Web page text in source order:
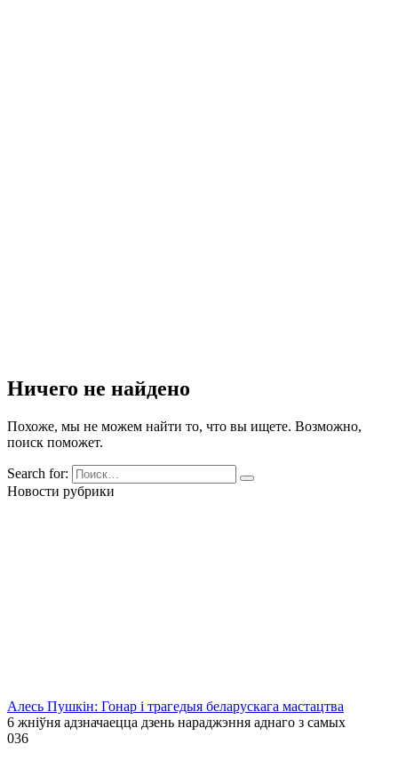
Ничего не найдено
Похоже, мы не можем найти то, что вы ищете. Возможно,
поиск поможет.
Search for:
Новости рубрики
Алесь Пушкін: Гонар і трагедыя беларускага мастацтва
6 жніўня адзначаецца дзень нараджэння аднаго з самых
036